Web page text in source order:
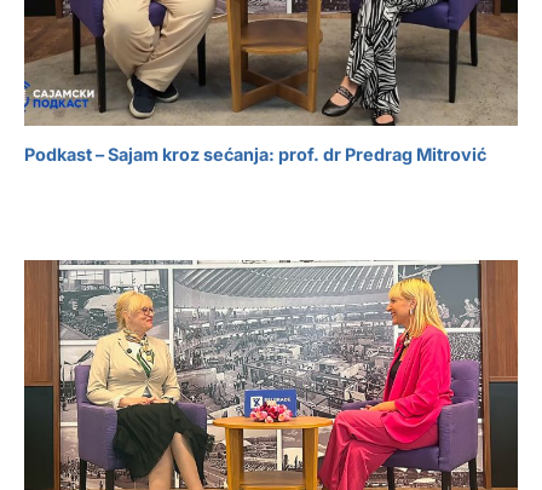
Podkast – Sajam kroz sećanja: prof. dr Predrag Mitrović